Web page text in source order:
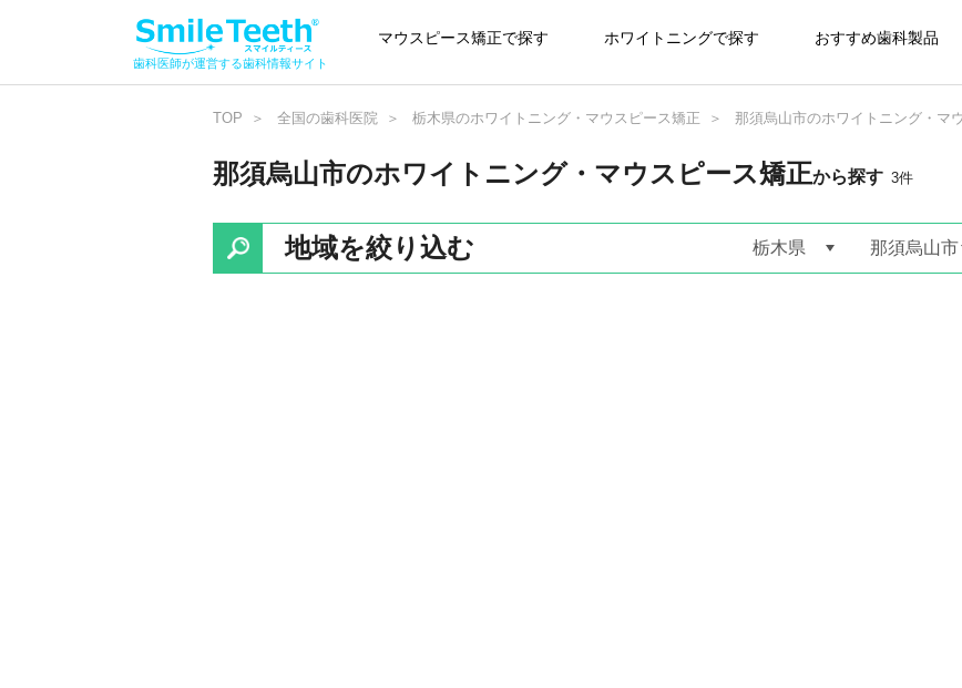
歯科医師が運営する歯科情報サイト
マウスピース矯正で探す ホワイトニングで探す おすすめ歯科製品
TOP 全国の歯科医院 栃木県のホワイトニング・マウスピース矯正 那須烏山市のホワイトニング・マ
那須烏山市のホワイトニング・マウスピース矯正から探す 3件
地域を絞り込む